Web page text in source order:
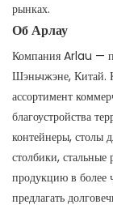
рынках.
Об Арлау
Компания Arlau —
Шэньчжэне, Китай.
ассортимент
благоустройства
контейнеры, столы
столбики,
продукцию в более
предлагать